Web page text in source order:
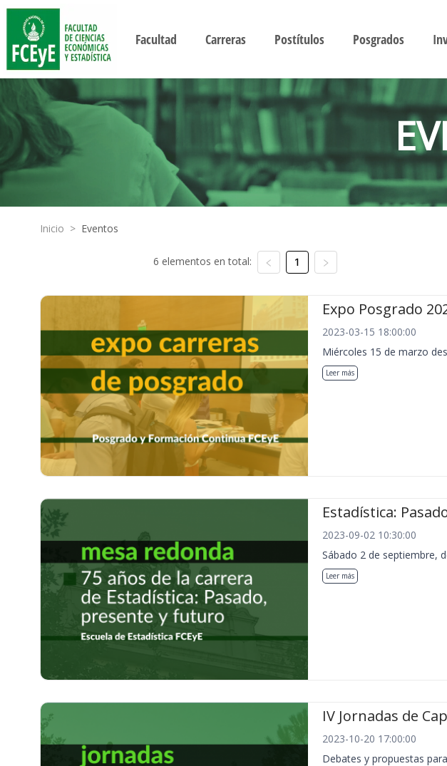
Facultad Carreras Postítulos Posgrados
Inicio > Eventos
6 elementos en total: 1
Expo Posgrado
2023-03-15 18:00:00
Miércoles 15 de marzo
Leer más
Estadística:
2023-09-02 10:30:00
Sábado 2 de septiembre,
Leer más
IV Jornadas de
2023-10-20 17:00:00
Debates y propuestas